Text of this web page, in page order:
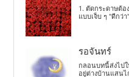
1. ตัดกระดาษต้อ
แบบเจ็บ ๆ "ดีกว่
รอจันทร์
กลอนบทนี้ส่งไป
อยู่ต่างบ้านแสน